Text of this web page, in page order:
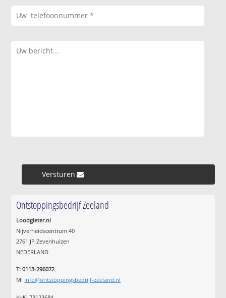
Versturen »
Ontstoppingsbedrijf Zeeland
Loodgieter.nl
Nijverheidscentrum 40
2761 JP Zevenhuizen
NEDERLAND
T: 0113-296072
M: info@ontstoppingsbedrijf-zeeland.nl